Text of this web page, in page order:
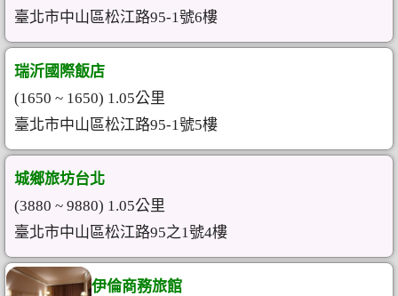
臺北市中山區松江路95-1號6樓
瑞沂國際飯店
(1650 ~ 1650) 1.05公里
臺北市中山區松江路95-1號5樓
城鄉旅坊台北
(3880 ~ 9880) 1.05公里
臺北市中山區松江路95之1號4樓
伊倫商務旅館